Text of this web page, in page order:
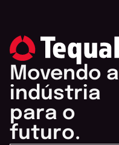
Movendo a
indústria
para o
futuro.